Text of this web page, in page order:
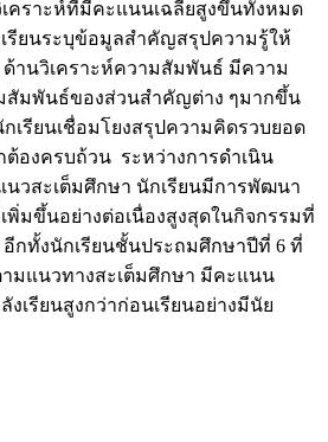
คราะห์ที่มีคะแนนเฉลี่ยสูงขึ้นทั้งหมด
รียนระบุข้อมูลสำคัญสรุปความรู้ให้
ด้านวิเคราะห์ความสัมพันธ์ มีความ
สัมพันธ์ของส่วนสำคัญต่าง ๆมากขึ้น
เรียนเชื่อมโยงสรุปความคิดรวบยอด
ต้องครบถ้วน ระหว่างการดำเนิน
นวสะเต็มศึกษา นักเรียนมีการพัฒนา
พิ่มขึ้นอย่างต่อเนื่องสูงสุดในกิจกรรมที่
อีกทั้งนักเรียนชั้นประถมศึกษาปีที่ 6 ที่
ามแนวทางสะเต็มศึกษา มีคะแนน
เรียนสูงกว่าก่อนเรียนอย่างมีนัย